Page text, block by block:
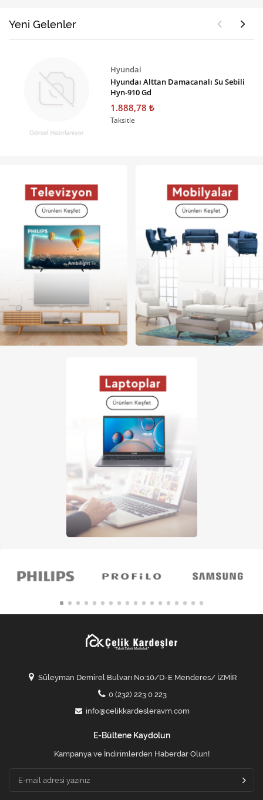
Yeni Gelenler
Hyundai
Hyundaı Alttan Damacanalı Su Sebili
Hyn-910 Gd
1.888,78
Taksitle
Süleyman Demirel Bulvarı No:10/D-E Menderes/ İZMİR
0 (232) 223 0 223
info@celikkardesleravm.com
E-Bültene Kaydolun
Kampanya ve İndirimlerden Haberdar Olun!